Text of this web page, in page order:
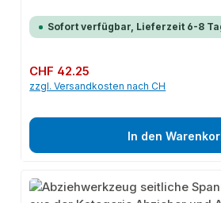
Sofort verfügbar, Lieferzeit 6-8
Regulärer Preis:
CHF 42.25
zzgl. Versandkosten nach CH
In den